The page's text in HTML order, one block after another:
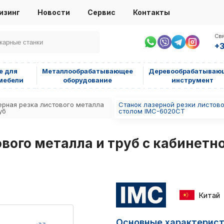
Новости Сервис Контакты
для
Металлообрабатывающее
оборудование
инструмент
резка листового металла
Станок лазерной резки
столом IMC-6020CT
металла и труб с
Китай